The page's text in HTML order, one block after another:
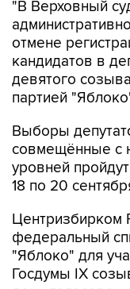
отмене
кандидатов в
девятого
партией
Выборы
уровней
18 по 20
Центризбирком
"Яблоко" для
Госдумы IX
день